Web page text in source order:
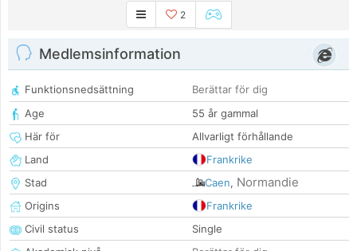
2
Medlemsinformation
Funktionsnedsättning
Berättar för dig
Age
55 år gammal
Här för
Allvarligt förhållande
Land
Frankrike
Stad
Caen, Normandie
Origins
Frankrike
Civil status
Single